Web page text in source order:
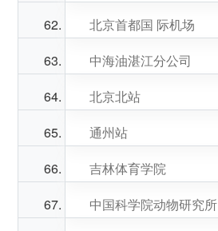
北京首都国 际机场
中海油湛江分公司
北京北站
通州站
吉林体育学院
中国科学院动物研究所